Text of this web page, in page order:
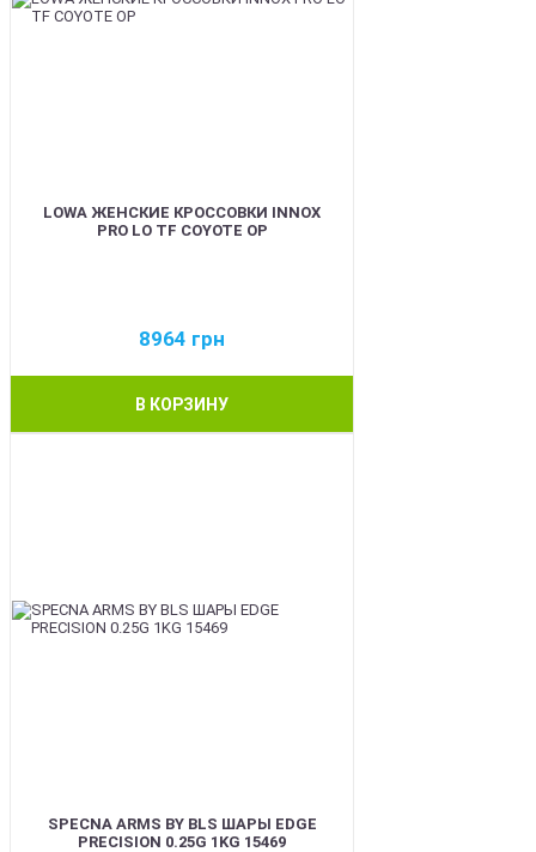
LOWA ЖЕНСКИЕ КРОССОВКИ INNOX
PRO LO TF COYOTE OP
8964 грн
В КОРЗИНУ
SPECNA ARMS BY BLS ШАРЫ EDGE
PRECISION 0.25G 1KG 15469